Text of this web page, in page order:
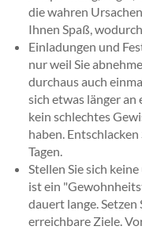
die wahren
Ihnen Spaß,
Einladungen und
nur weil Sie
durchaus auch
sich etwas länger an
kein schlechtes
haben.
Tagen.
Stellen Sie sich
ist ein
dauert lange. Setzen
erreichbare Ziele.